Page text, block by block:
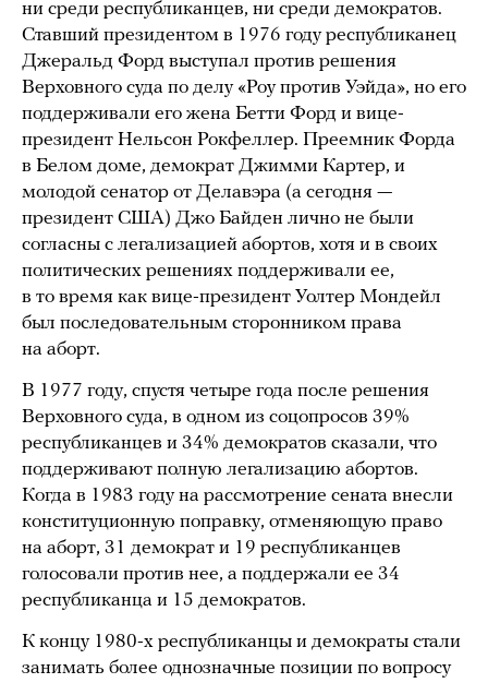
ни среди республиканцев, ни среди демократов.
Ставший президентом в 1976 году республиканец
Джеральд Форд выступал против решения
Верховного суда по делу «Роу против Уэйда», но его
поддерживали его жена Бетти Форд и вице-
президент Нельсон Рокфеллер. Преемник Форда
в Белом доме, демократ Джимми Картер, и
молодой сенатор от Делавэра (а сегодня —
президент США) Джо Байден лично не были
согласны с легализацией абортов, хотя и в своих
политических решениях поддерживали ее,
в то время как вице-президент Уолтер Мондейл
был последовательным сторонником права
на аборт.
В 1977 году, спустя четыре года после решения
Верховного суда, в одном из соцопросов 39%
республиканцев и 34% демократов сказали, что
поддерживают полную легализацию абортов.
Когда в 1983 году на рассмотрение сената внесли
конституционную поправку, отменяющую право
на аборт, 31 демократ и 19 республиканцев
голосовали против нее, а поддержали ее 34
республиканца и 15 демократов.
К концу 1980-х республиканцы и демократы стали
занимать более однозначные позиции по вопросу